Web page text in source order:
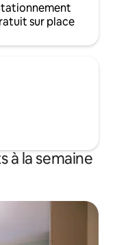
sur place
à la semaine